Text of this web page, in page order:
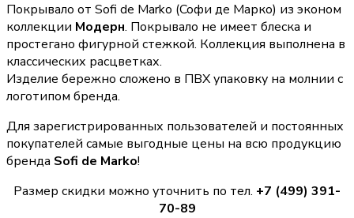
Покрывало от Sofi de Marko (Coфи де Марко) из эконом
коллекции Модерн. Покрывало не имеет блеска и
простегано фигурной стежкой. Коллекция выполнена в
классических расцветках.
Изделие бережно сложено в ПВХ упаковку на молнии с
логотипом бренда.
Для зарегистрированных пользователей и постоянных
покупателей самые выгодные цены на всю продукцию
бренда Sofi de Marko!
Размер скидки можно уточнить по тел. +7 (499) 391-
70-89